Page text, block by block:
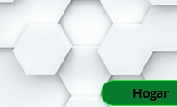
Hogar